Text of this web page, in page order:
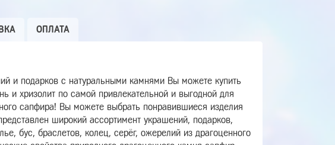
ОПЛАТА
и подарков с натуральными камнями Вы можете купить
и хризолит по самой привлекательной и выгодной для
сапфира! Вы можете выбрать понравившиеся изделия
широкий ассортимент украшений, подарков,
бус, браслетов, колец, серёг, ожерелий из драгоценного